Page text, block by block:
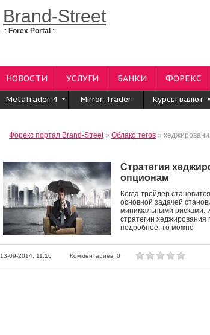
Brand-Street
:: Forex Portal ::
НОВОСТИ УСЛУГИ БАНКИ ФОРЕКС
MetaTrader 4 Mirror-Trader Курсы валют
Форекс портал Brand-Street» Облако тегов »
Стратегия
опционам
Когда трейдер
основной задачей
минимальными рисками.
стратегии хеджирования
подробнее, то можно
13-09-2014, 11:16 Комментариев: 0